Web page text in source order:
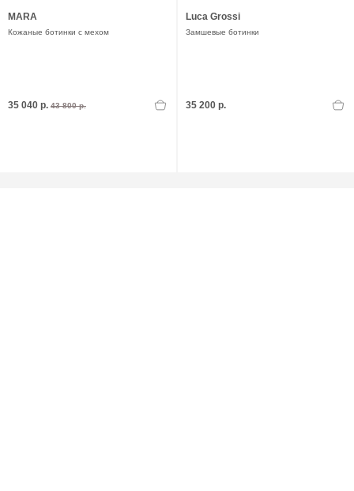
MARA
Кожаные ботинки с мехом
35 040 р. 43 800 р.
Luca Grossi
Замшевые ботинки
35 200 р.